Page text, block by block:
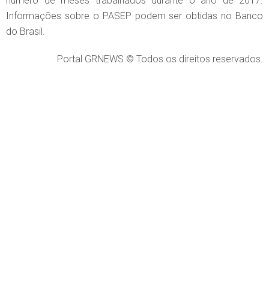
Informações sobre o PASEP podem ser obtidas no Banco
do Brasil.
Portal GRNEWS © Todos os direitos reservados.